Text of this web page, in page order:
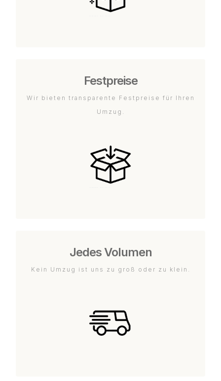
Festpreise
Wir bieten transparente Festpreise für Ihren
Umzug.
Jedes Volumen
Kein Umzug ist uns zu groß oder zu klein.